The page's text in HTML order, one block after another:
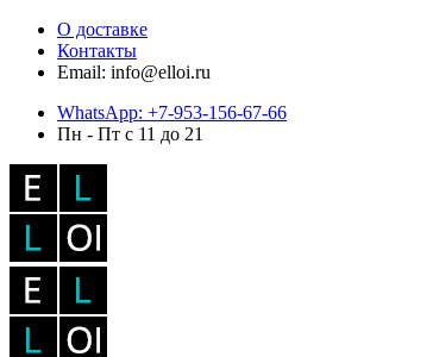
О доставке
Контакты
Email: info@elloi.ru
WhatsApp: +7-953-156-67-66
Пн - Пт с 11 до 21